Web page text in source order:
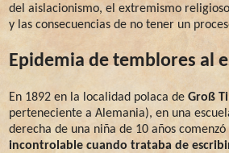
del aislacionismo, el extremismo
y las consecuencias de no tener un
Epidemia de temblores al
En 1892 en la localidad polaca de Groß
perteneciente a Alemania), en una
derecha de una niña de 10 años comenzó
incontrolable cuando trataba de